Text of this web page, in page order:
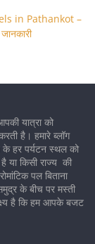
in Pathankot –
यात्रा को
है। हमारे ब्लॉग
हर पर्यटन स्थल को
या किसी राज्य की
पल बिताना
के बीच पर मस्ती
है कि हम आपके बजट